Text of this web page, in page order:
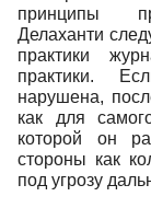
принципы
Делаханти
практики
практики.
нарушена,
как для
которой он
стороны как
под угрозу